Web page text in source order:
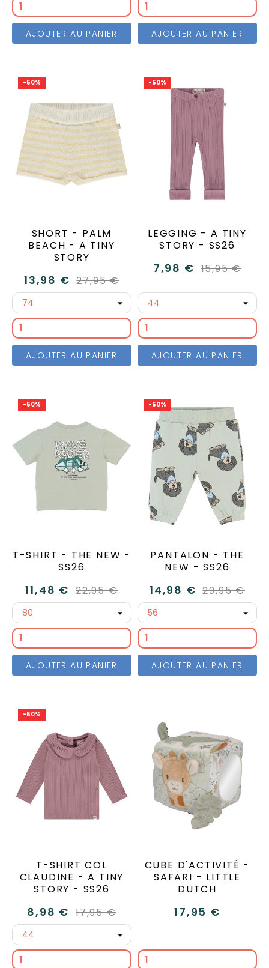
AJOUTER AU PANIER AJOUTER AU PANIER
-50%
SHORT - PALM
BEACH - A TINY
STORY
13,98 € 27,95 €
AJOUTER AU PANIER
-50%
LEGGING - A TINY
STORY - SS26
7,98 € 15,95 €
AJOUTER AU PANIER
-50%
T-SHIRT - THE NEW -
SS26
11,48 € 22,95 €
AJOUTER AU PANIER
-50%
PANTALON - THE
NEW - SS26
14,98 € 29,95 €
AJOUTER AU PANIER
-50%
T-SHIRT COL
CLAUDINE - A TINY
STORY - SS26
8,98 € 17,95 €
CUBE D'ACTIVITÉ -
SAFARI - LITTLE
DUTCH
17,95 €